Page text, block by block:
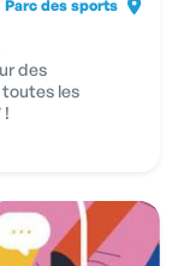
Parc des sports
des
les
!